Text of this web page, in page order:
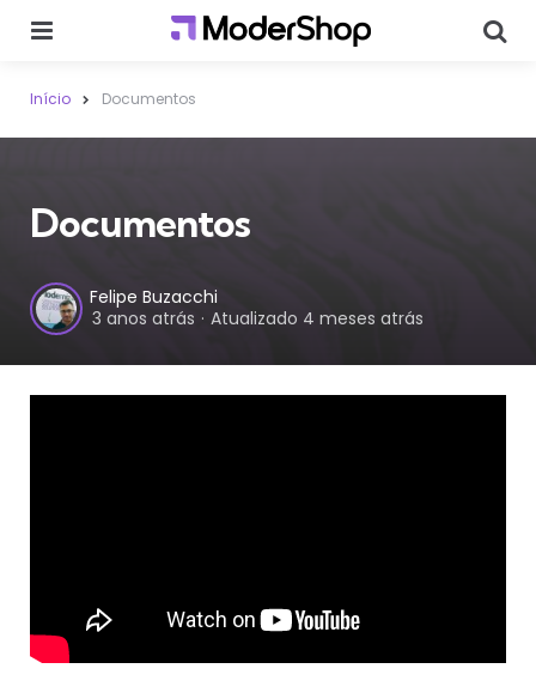
Início Documentos
Documentos
Postado
por
Felipe Buzacchi
3 anos atrás
Atualizado 4 meses atrás